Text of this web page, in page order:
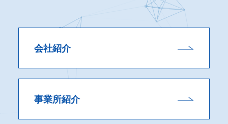
会社紹介
事業所紹介